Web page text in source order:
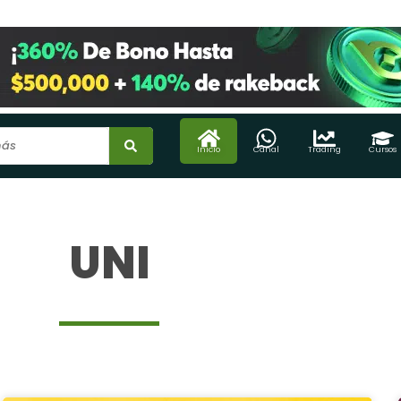
Inicio Canal Trading Cursos
UNI